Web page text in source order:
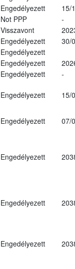
Engedélyezett
15/
Not PPP
-
Visszavont
Engedélyezett
30/
Engedélyezett
Engedélyezett
Engedélyezett
-
Engedélyezett 15/
Engedélyezett
07/
Engedélyezett
Engedélyezett
Engedélyezett